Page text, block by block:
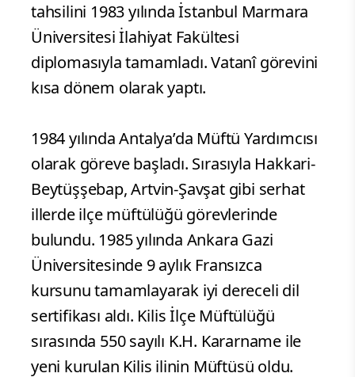
tahsilini 1983 yılında İstanbul Marmara
Üniversitesi İlahiyat Fakültesi
diplomasıyla tamamladı. Vatanî görevini
kısa dönem olarak yaptı.
1984 yılında Antalya’da Müftü Yardımcısı
olarak göreve başladı. Sırasıyla Hakkari-
Beytüşşebap, Artvin-Şavşat gibi serhat
illerde ilçe müftülüğü görevlerinde
bulundu. 1985 yılında Ankara Gazi
Üniversitesinde 9 aylık Fransızca
kursunu tamamlayarak iyi dereceli dil
sertifikası aldı. Kilis İlçe Müftülüğü
sırasında 550 sayılı K.H. Kararname ile
yeni kurulan Kilis ilinin Müftüsü oldu.